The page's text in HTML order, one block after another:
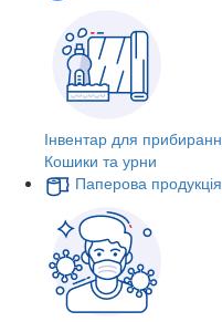
Інвентар для
Кошики та урни
Паперова продукція